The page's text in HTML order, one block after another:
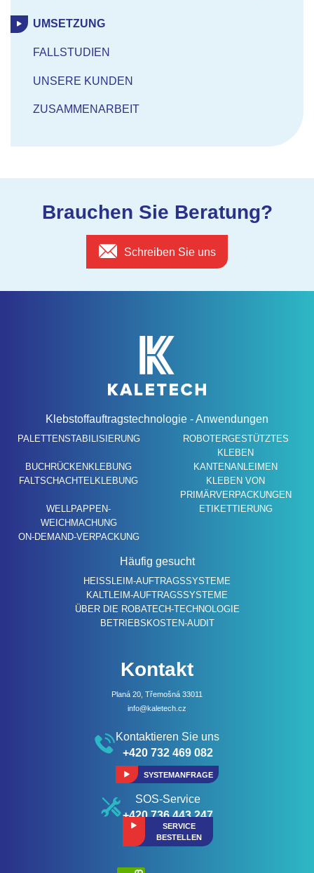
UMSETZUNG
FALLSTUDIEN
UNSERE KUNDEN
ZUSAMMENARBEIT
Brauchen Sie Beratung?
Schreiben Sie uns
Klebstoffauftragstechnologie - Anwendungen
PALETTENSTABILISIERUNG
ROBOTERGESTÜTZTES
KLEBEN
BUCHRÜCKENKLEBUNG
KANTENANLEIMEN
FALTSCHACHTELKLEBUNG
KLEBEN VON
PRIMÄRVERPACKUNGEN
WELLPAPPEN-
WEICHMACHUNG
ETIKETTIERUNG
ON-DEMAND-VERPACKUNG
Häufig gesucht
HEISSLEIM-AUFTRAGSSYSTEME
KALTLEIM-AUFTRAGSSYSTEME
ÜBER DIE ROBATECH-TECHNOLOGIE
BETRIEBSKOSTEN-AUDIT
Kontakt
Planá 20, Třemošná 33011
info@kaletech.cz
Kontaktieren Sie uns
+420 732 469 082
SYSTEMANFRAGE
SOS-Service
+420 736 443 247
SERVICE
BESTELLEN